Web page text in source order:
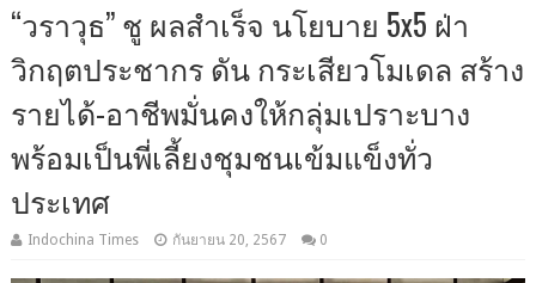
“วราวุธ” ชู ผลสำเร็จ นโยบาย 5x5 ฝ่า
วิกฤตประชากร ดัน กระเสียวโมเดล สร้าง
รายได้-อาชีพมั่นคงให้กลุ่มเปราะบาง
พร้อมเป็นพี่เลี้ยงชุมชนเข้มแข็งทั่ว
ประเทศ
Indochina Times กันยายน 20, 2567 0